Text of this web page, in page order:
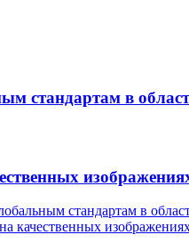
стандартам в
стандартам в
качественных